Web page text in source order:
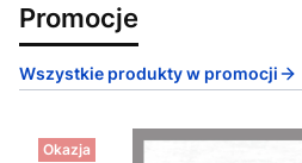
Promocje
Wszystkie produkty w promocji
Okazja